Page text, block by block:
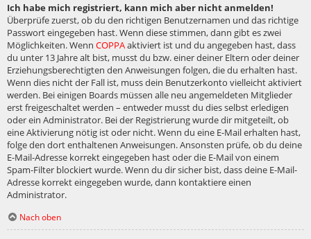
Ich habe mich registriert, kann mich aber nicht anmelden!
Überprüfe zuerst, ob du den richtigen Benutzernamen und das richtige
Passwort eingegeben hast. Wenn diese stimmen, dann gibt es zwei
Möglichkeiten. Wenn COPPAaktiviert ist und du angegeben hast, dass
du unter 13 Jahre alt bist, musst du bzw. einer deiner Eltern oder deiner
Erziehungsberechtigten den Anweisungen folgen, die du erhalten hast.
Wenn dies nicht der Fall ist, muss dein Benutzerkonto vielleicht aktiviert
werden. Bei einigen Boards müssen alle neu angemeldeten Mitglieder
erst freigeschaltet werden – entweder musst du dies selbst erledigen
oder ein Administrator. Bei der Registrierung wurde dir mitgeteilt, ob
eine Aktivierung nötig ist oder nicht. Wenn du eine E-Mail erhalten hast,
folge den dort enthaltenen Anweisungen. Ansonsten prüfe, ob du deine
E-Mail-Adresse korrekt eingegeben hast oder die E-Mail von einem
Spam-Filter blockiert wurde. Wenn du dir sicher bist, dass deine E-Mail-
Adresse korrekt eingegeben wurde, dann kontaktiere einen
Administrator.
Nach oben